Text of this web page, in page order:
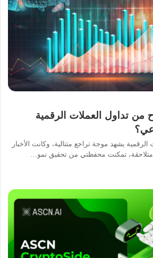
من تداول العملات الرقمية
يشهد موجة تراجع متتالية، وكانت الأخبار
تمكنت محفظتي من تحقيق نمو…